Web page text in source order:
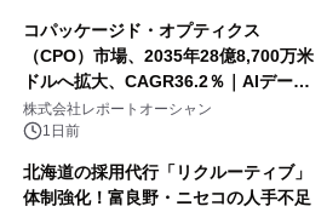
コパッケージド・オプティクス
（CPO）市場、2035年28億8,700万米
ドルへ拡大、CAGR36.2％｜AIデータ
センター・高速光通信需要が成長を加
速
株式会社レポートオーシャン
1日前
北海道の採用代行「リクルーティブ」
体制強化！富良野・ニセコの人手不足